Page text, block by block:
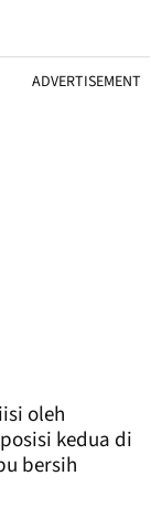
ADVERTISEMENT
oleh
kedua di
bersih